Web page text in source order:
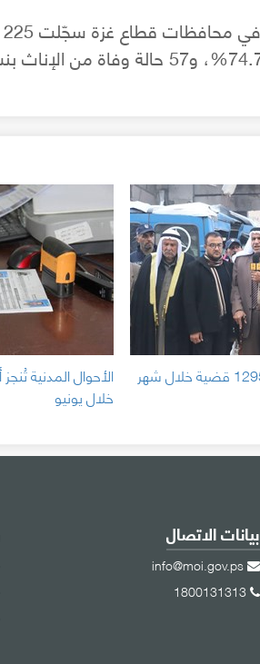
"شؤون العشائر" تُعالج 1295 قضية خلال شهر
خلال يونيو
بيانات الاتصال
info@moi.gov.ps